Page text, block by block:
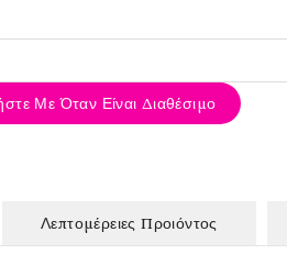
Με Όταν Είναι Διαθέσιμο
Λεπτομέρειες Προιόντος